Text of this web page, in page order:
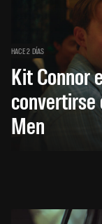
HACE 2 DÍAS
Kit Connor
convertirse
Men